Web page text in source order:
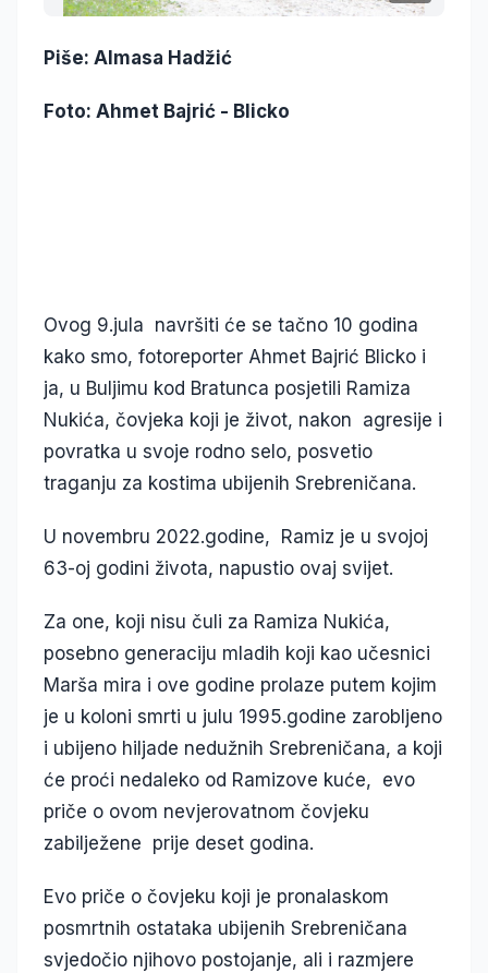
Piše: Almasa Hadžić
Foto: Ahmet Bajrić - Blicko
Ovog 9.jula navršiti će se tačno 10 godina
kako smo, fotoreporter Ahmet Bajrić Blicko i
ja, u Buljimu kod Bratunca posjetili Ramiza
Nukića, čovjeka koji je život, nakon agresije i
povratka u svoje rodno selo, posvetio
traganju za kostima ubijenih Srebreničana.
U novembru 2022.godine, Ramiz je u svojoj
63-oj godini života, napustio ovaj svijet.
Za one, koji nisu čuli za Ramiza Nukića,
posebno generaciju mladih koji kao učesnici
Marša mira i ove godine prolaze putem kojim
je u koloni smrti u julu 1995.godine zarobljeno
i ubijeno hiljade nedužnih Srebreničana, a koji
će proći nedaleko od Ramizove kuće, evo
priče o ovom nevjerovatnom čovjeku
zabilježene prije deset godina.
Evo priče o čovjeku koji je pronalaskom
posmrtnih ostataka ubijenih Srebreničana
svjedočio njihovo postojanje, ali i razmjere